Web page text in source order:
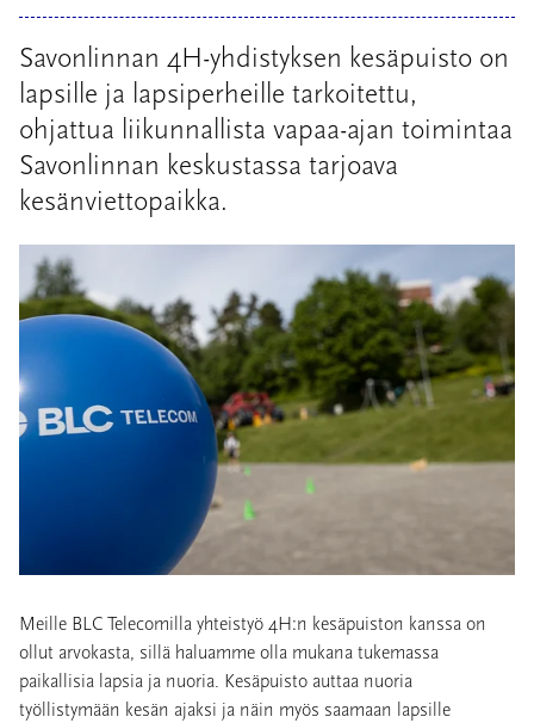
Savonlinnan 4H-yhdistyksen kesäpuisto on
lapsille ja lapsiperheille tarkoitettu,
ohjattua liikunnallista vapaa-ajan toimintaa
Savonlinnan keskustassa tarjoava
kesänviettopaikka.
Meille BLC Telecomilla yhteistyö 4H:n kesäpuiston kanssa on
ollut arvokasta, sillä haluamme olla mukana tukemassa
paikallisia lapsia ja nuoria. Kesäpuisto auttaa nuoria
työllistymään kesän ajaksi ja näin myös saamaan lapsille